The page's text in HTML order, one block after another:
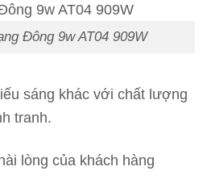
Đông 9w AT04 909W
sáng khác với chất lượng
tranh.
lòng của khách hàng